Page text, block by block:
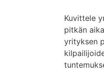
Kuvittele
pitkän
yrityksen